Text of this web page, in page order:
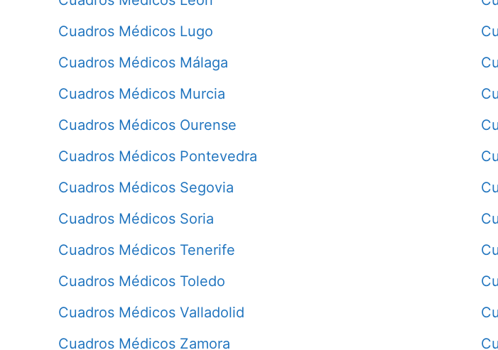
Cuadros Médicos Lugo
Cuadros Médicos Málaga
Cuadros Médicos Murcia
Cuadros Médicos Ourense
Cuadros Médicos Pontevedra
Cuadros Médicos Segovia
Cuadros Médicos Soria
Cuadros Médicos Tenerife
Cuadros Médicos Toledo
Cuadros Médicos Valladolid
Cuadros Médicos Zamora